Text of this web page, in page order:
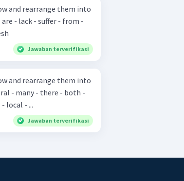
and rearrange them into
Jawaban terverifikasi
and rearrange them into
local - ...
Jawaban terverifikasi